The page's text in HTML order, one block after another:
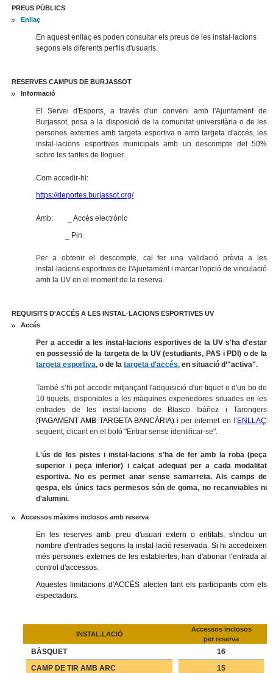
PREUS PÚBLICS
Enllaç
En aquest enllaç es poden consultar els preus de les instal·lacions
segons els diferents perfils d'usuaris.
RESERVES CAMPUS DE BURJASSOT
Informació
El Servei d'Esports, a través d'un conveni amb l'Ajuntament de
Burjassot, posa a la disposició de la comunitat universitària o de les
persones externes amb targeta esportiva o amb targeta d'accés, les
instal·lacions esportives municipals amb un descompte del 50%
sobre les tarifes de lloguer.
Com accedir-hi:
https://deportes.burjassot.org/
Amb: _ Accés electrònic
_ Pin
Per a obtenir el descompte, cal fer una validació prèvia a les
instal·lacions esportives de l'Ajuntament i marcar l'opció de vinculació
amb la UV en el moment de la reserva.
REQUISITS D'ACCÉS A LES INSTAL· LACIONS ESPORTIVES UV
Accés
Per a accedir a les instal·lacions esportives de la UV s'ha d'estar
en possessió de la targeta de la UV (estudiants, PAS i PDI) o de la
targeta esportiva, o de latargeta d'accés, en situació d’"activa".
També s’hi pot accedir mitjançant l'adquisició d'un tiquet o d'un bo de
10 tiquets, disponibles a les màquines expenedores situades en les
entrades de les instal·lacions de Blasco Ibáñez i Tarongers
(PAGAMENT AMB TARGETA BANCÀRIA)i per internet en l’ ENLLAÇ
següent, clicant en el botó "Entrar sense identificar-se".
L'ús de les pistes i instal·lacions s’ha de fer amb la roba (peça
superior i peça inferior) i calçat adequat per a cada modalitat
esportiva. No es permet anar sense samarreta. Als camps de
gespa, els únics tacs permesos són de goma, no recanviables ni
d'alumini.
Accessos màxims inclosos amb reserva
En les reserves amb preu d'usuari extern o entitats, s'inclou un
nombre d'entrades segons la instal·lació reservada. Si hi accedeixen
més persones externes de les establertes, han d'abonar l’entrada al
control d'accessos.
Aquestes limitacions d'ACCÉS afecten tant els participants com els
espectadors.
INSTAL.LACIÓ
Accessos inclosos
per reserva
BÀSQUET
16
CAMP DE TIR AMB ARC
15